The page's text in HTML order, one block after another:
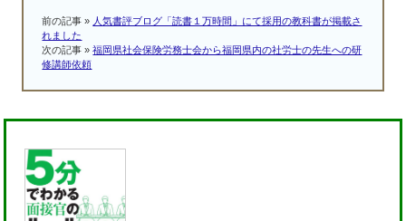
前の記事 » 人気書評ブログ「読書１万時間」にて採用の教科書が掲載さ
れました
次の記事 »福岡県社会保険労務士会から福岡県内の社労士の先生への研
修講師依頼